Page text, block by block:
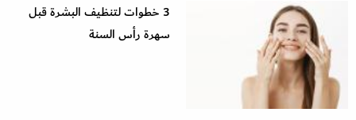
3 خطوات لتنظيف البشرة قبل
سهرة رأس السنة